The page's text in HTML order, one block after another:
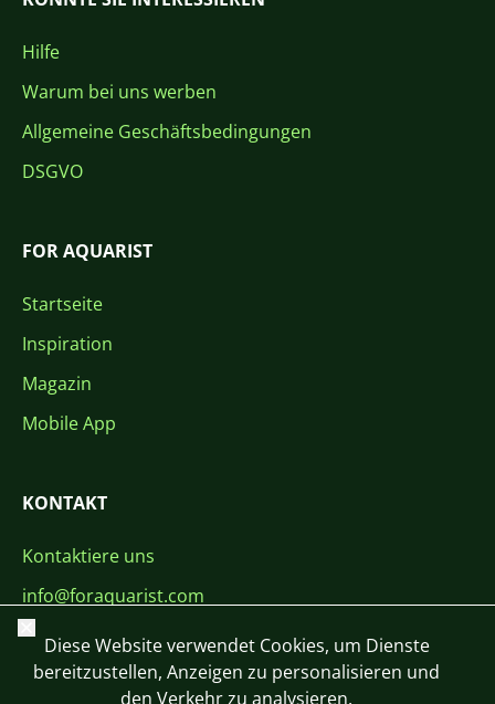
Hilfe
Warum bei uns werben
Allgemeine Geschäftsbedingungen
DSGVO
FOR AQUARIST
Startseite
Inspiration
Magazin
Mobile App
KONTAKT
Kontaktiere uns
info@foraquarist.com
+420 603 449 602
Schließen
Diese Website verwendet Cookies, um Dienste
bereitzustellen, Anzeigen zu personalisieren und
den Verkehr zu analysieren.